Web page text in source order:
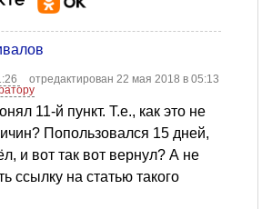
отредактирован 22 мая 2018 в 05:13
11-й пункт. Т.е., как это не
Попользовался 15 дней,
и вот так вот вернул? А не
ссылку на статью такого